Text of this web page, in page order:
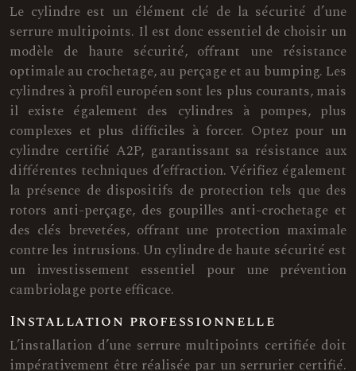
Le cylindre est un élément clé de la sécurité d’une
serrure multipoints. Il est donc essentiel de choisir un
modèle de haute sécurité, offrant une résistance
optimale au crochetage, au perçage et au bumping. Les
cylindres à profil européen sont les plus courants, mais
il existe également des cylindres à pompes, plus
complexes et plus difficiles à forcer. Optez pour un
cylindre certifié A2P, garantissant sa résistance aux
différentes techniques d’effraction. Vérifiez également
la présence de dispositifs de protection tels que des
rotors anti-perçage, des goupilles anti-crochetage et
des clés brevetées, offrant une protection maximale
contre les intrusions. Un cylindre de haute sécurité est
un investissement essentiel pour une prévention
cambriolage porte efficace.
Installation professionnelle
L’installation d’une serrure multipoints certifiée doit
impérativement être réalisée par un serrurier certifié.